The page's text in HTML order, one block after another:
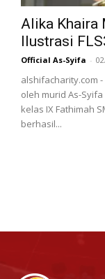
Alika Khaira
Ilustrasi
Official As-Syifa -
alshifacharity.com
oleh murid As-
kelas IX Fathimah
berhasil...